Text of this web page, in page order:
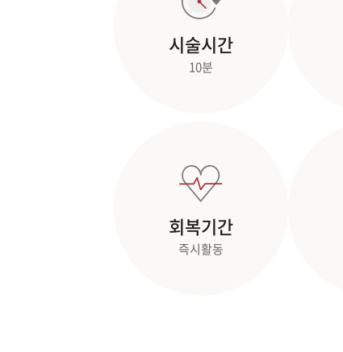
시술시간
10분
회복기간
즉시활동